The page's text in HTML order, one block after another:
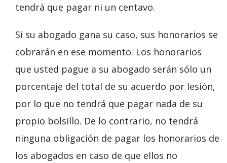
tendrá que pagar ni un centavo.
Si su abogado gana su caso, sus honorarios se
cobrarán en ese momento. Los honorarios
que usted pague a su abogado serán sólo un
porcentaje del total de su acuerdo por lesión,
por lo que no tendrá que pagar nada de su
propio bolsillo. De lo contrario, no tendrá
ninguna obligación de pagar los honorarios de
los abogados en caso de que ellos no